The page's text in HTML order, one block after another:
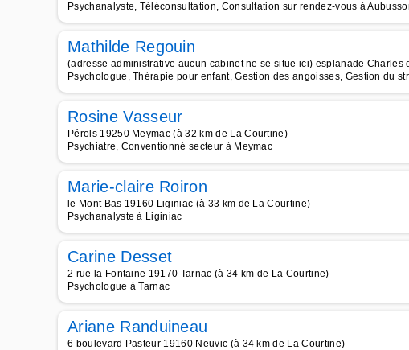
Psychanalyste, Téléconsultation, Consultation sur rendez-vous à
Mathilde Regouin
(adresse administrative aucun cabinet ne se situe ici) esplanade
Psychologue, Thérapie pour enfant, Gestion des angoisses, Gestion du
Rosine Vasseur
Pérols 19250 Meymac (à 32 km de La Courtine)
Psychiatre, Conventionné secteur à Meymac
Marie-claire Roiron
le Mont Bas 19160 Liginiac (à 33 km de La Courtine)
Psychanalyste à Liginiac
Carine Desset
2 rue la Fontaine 19170 Tarnac (à 34 km de La Courtine)
Psychologue à Tarnac
Ariane Randuineau
6 boulevard Pasteur 19160 Neuvic (à 34 km de La Courtine)